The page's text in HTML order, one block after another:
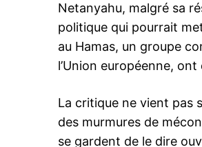
Netanyahu, malgré sa
politique qui pourrait
au Hamas, un groupe
l’Union européenne,
La critique ne vient pas
des murmures de
se gardent de le dire